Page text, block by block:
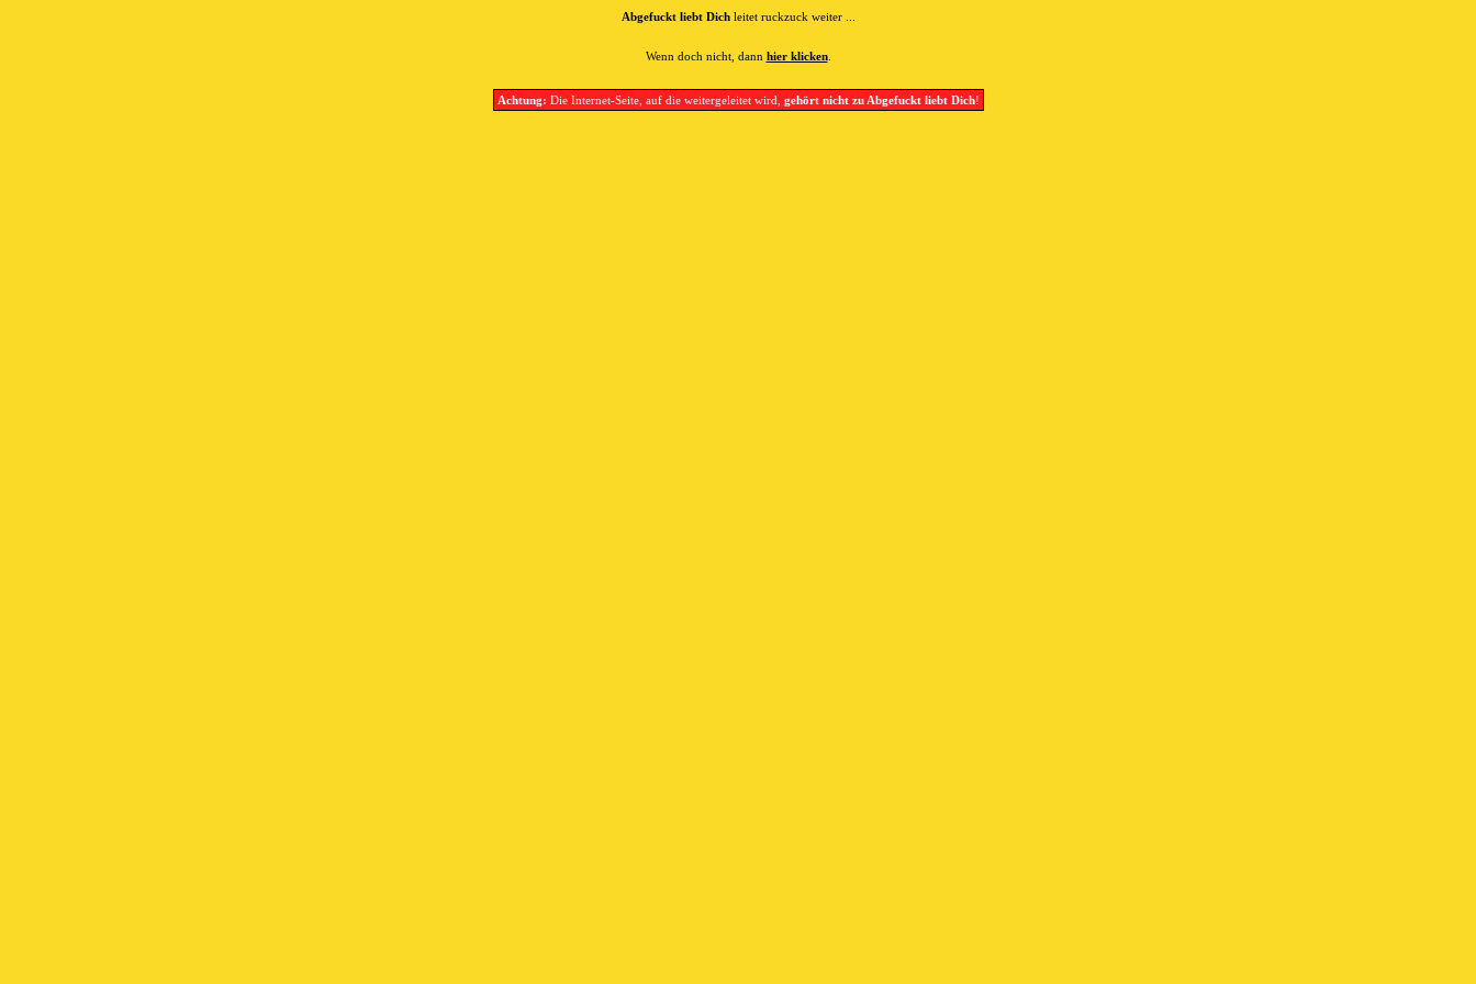
Abgefuckt liebt Dichleitet ruckzuck weiter ...
Wenn doch nicht, dann hier klicken.
Achtung: Die Internet-Seite, auf die weitergeleitet wird, gehört nicht zu Abgefuckt liebt Dich!